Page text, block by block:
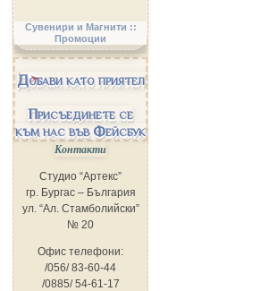
Сувенири и Магнити ::
Промоции
Добави като приятел
Присъединете се
към нас във Фейсбук
Контакти
Студио “Артекс”
гр. Бургас – България
ул. “Ал. Стамболийски”
№ 20
Офис телефони:
/056/ 83-60-44
/0885/ 54-61-17